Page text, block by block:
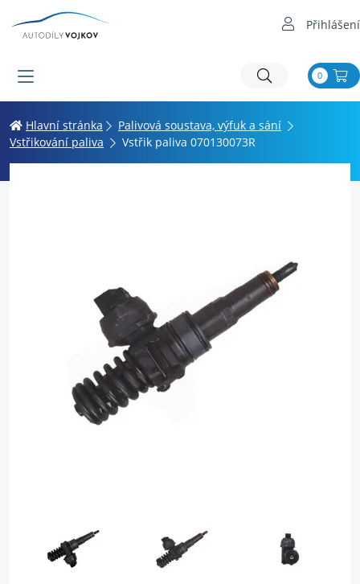
Přihlášení
0
Hlavní stránka
Palivová soustava, výfuk a sání
Vstřikování paliva
Vstřik paliva 070130073R